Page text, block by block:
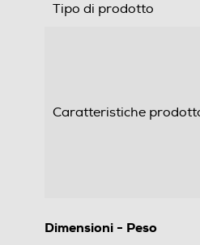
Tipo di prodotto
Caratteristiche
Dimensioni - Peso